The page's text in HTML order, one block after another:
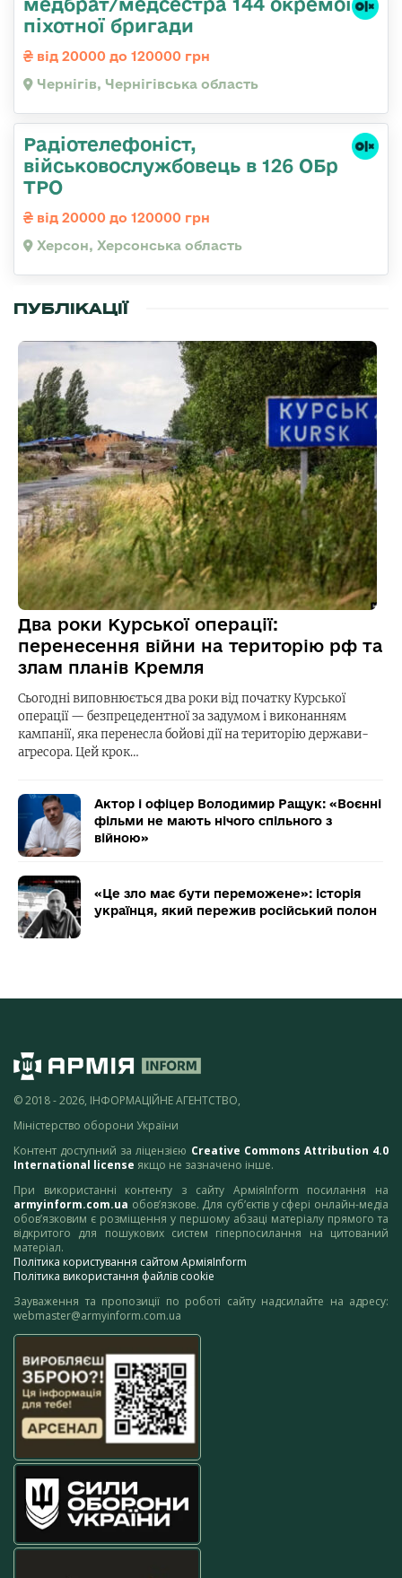
піхотної бригади
від 20000 до 120000 грн
Чернігів, Чернігівська область
Радіотелефоніст,
військовослужбовець в 126 ОБр
ТРО
від 20000 до 120000 грн
Херсон, Херсонська область
ПУБЛІКАЦІЇ
Два роки Курської операції:
перенесення війни на територію рф та
злам планів Кремля
Сьогодні виповнюється два роки від початку Курської
операції — безпрецедентної за задумом і виконанням
кампанії, яка перенесла бойові дії на територію держави-
агресора. Цей крок…
Актор і офіцер Володимир Ращук: «Воєнні
фільми не мають нічого спільного з
війною»
«Це зло має бути переможене»: історія
українця, який пережив російський полон
© 2018 - 2026, ІНФОРМАЦІЙНЕ АГЕНТСТВО,
Міністерство оборони України
Контент доступний за ліцензією Creative Commons Attribution 4.0
International license якщо не зазначено інше.
При використанні контенту з сайту АрміяInform посилання на
armyinform.com.ua обов’язкове. Для суб’єктів у сфері онлайн-медіа
обов’язковим є розміщення у першому абзаці матеріалу прямого та
відкритого для пошукових систем гіперпосилання на цитований
матеріал.
Політика користування сайтом АрміяInform
Політика використання файлів cookie
Зауваження та пропозиції по роботі сайту надсилайте на адресу:
webmaster@armyinform.com.ua